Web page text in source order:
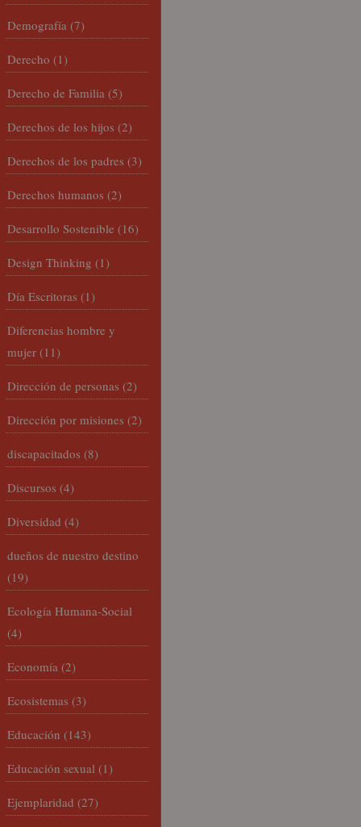
Demografía (7)
Derecho (1)
Derecho de Familia (5)
Derechos de los hijos (2)
Derechos de los padres (3)
Derechos humanos (2)
Desarrollo Sostenible (16)
Design Thinking (1)
Día Escritoras (1)
Diferencias hombre y
mujer (11)
Dirección de personas (2)
Dirección por misiones (2)
discapacitados (8)
Discursos (4)
Diversidad (4)
dueños de nuestro destino
(19)
Ecología Humana-Social
(4)
Economía (2)
Ecosistemas (3)
Educación (143)
Educación sexual (1)
Ejemplaridad (27)